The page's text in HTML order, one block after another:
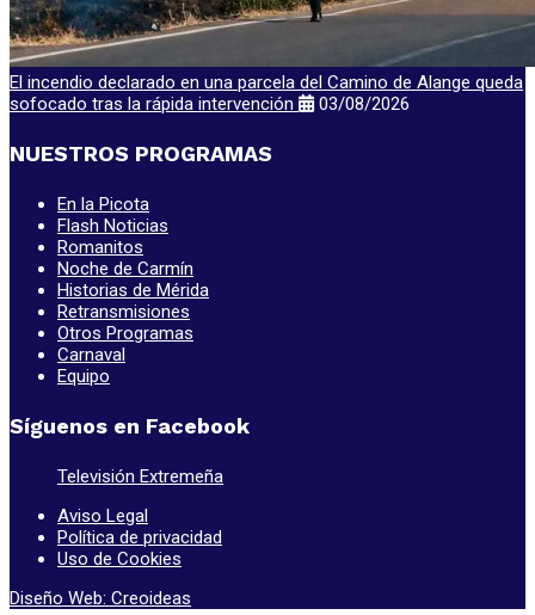
El incendio declarado en una parcela del Camino de Alange queda
sofocado tras la rápida intervención
03/08/2026
NUESTROS PROGRAMAS
En la Picota
Flash Noticias
Romanitos
Noche de Carmín
Historias de Mérida
Retransmisiones
Otros Programas
Carnaval
Equipo
Síguenos en Facebook
Televisión Extremeña
Aviso Legal
Política de privacidad
Uso de Cookies
Diseño Web: Creoideas